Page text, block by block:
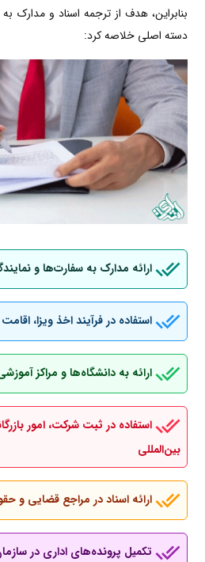
بنابراین، هدف از ترجمه اسناد و مدارک
دسته اصلی خلاصه کرد:
ارائه مدارک به سفارت‌ها و
استفاده در فرآیند اخذ ویزا،
ارائه به دانشگاه‌ها و مراکز
استفاده در ثبت شرکت، امور
بین‌المللی
ارائه اسناد در مراجع قضایی و
تکمیل پرونده‌های اداری در